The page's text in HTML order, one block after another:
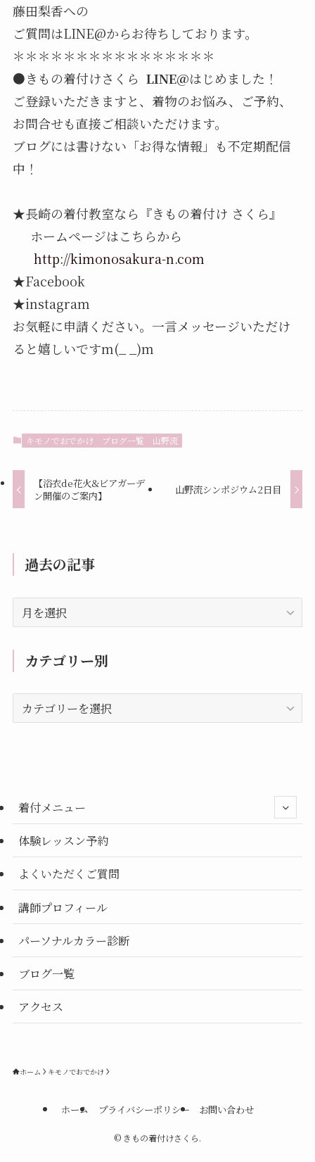
藤田梨香への
ご質問はLINE@からお待ちしております。
＊＊＊＊＊＊＊＊＊＊＊＊＊＊＊＊
●きもの着付けさくら LINE@はじめました！
ご登録いただきますと、着物のお悩み、ご予約、
お問合せも直接ご相談いただけます。
ブログには書けない「お得な情報」も不定期配信
中！
★長崎の着付教室なら『きもの着付け さくら』
ホームページはこちらから
http://kimonosakura-n.com
★Facebook
★instagram
お気軽に申請ください。一言メッセージいただけ
ると嬉しいですm(_ _)m
キモノでおでかけ ブログ一覧 山野流
【浴衣de花火&ビアガーデ
ン開催のご案内】
山野流シンポジウム2日目
過去の記事
去
事
カテゴリー別
テ
着付メニュー
体験レッスン予約
よくいただくご質問
講師プロフィール
パーソナルカラー診断
ブログ一覧
アクセス
ホーム キモノでおでかけ
ホーム プライバシーポリシー お問い合わせ
© きもの着付けさくら.